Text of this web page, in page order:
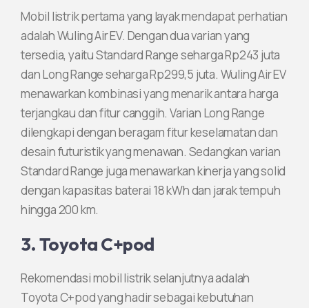
Mobil listrik pertama yang layak mendapat perhatian
adalah Wuling Air EV. Dengan dua varian yang
tersedia, yaitu Standard Range seharga Rp243 juta
dan Long Range seharga Rp299,5 juta. Wuling Air EV
menawarkan kombinasi yang menarik antara harga
terjangkau dan fitur canggih. Varian Long Range
dilengkapi dengan beragam fitur keselamatan dan
desain futuristik yang menawan. Sedangkan varian
Standard Range juga menawarkan kinerja yang solid
dengan kapasitas baterai 18 kWh dan jarak tempuh
hingga 200 km.
3. Toyota C+pod
Rekomendasi mobil listrik selanjutnya adalah
Toyota C+pod yang hadir sebagai kebutuhan